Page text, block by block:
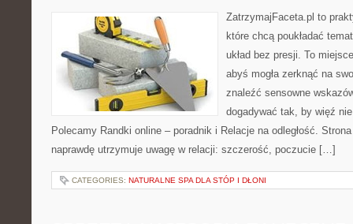
ZatrzymajFaceta.pl to
które chcą poukładać
układ bez presji. To
abyś mogła zerknąć na
znaleźć sensowne
dogadywać tak, by więź
Polecamy Randki online – poradnik i Relacje na odległość.
naprawdę utrzymuje uwagę w relacji: szczerość, poczucie […]
CATEGORIES: NATURALNE SPA DLA STÓP I DŁONI